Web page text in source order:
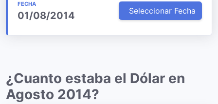
FECHA
01/08/2014 Seleccionar Fecha
¿Cuanto estaba el Dólar en
Agosto 2014?